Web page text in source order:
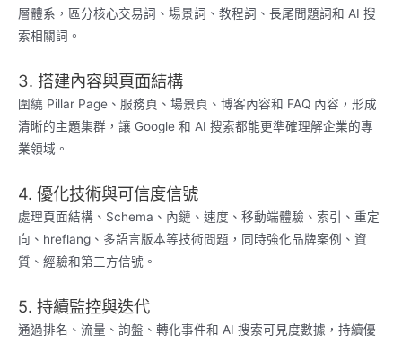
層體系，區分核心交易詞、場景詞、教程詞、長尾問題詞和 AI 搜
索相關詞。
3. 搭建內容與頁面結構
圍繞 Pillar Page、服務頁、場景頁、博客內容和 FAQ 內容，形成
清晰的主題集群，讓 Google 和 AI 搜索都能更準確理解企業的專
業領域。
4. 優化技術與可信度信號
處理頁面結構、Schema、內鏈、速度、移動端體驗、索引、重定
向、hreflang、多語言版本等技術問題，同時強化品牌案例、資
質、經驗和第三方信號。
5. 持續監控與迭代
通過排名、流量、詢盤、轉化事件和 AI 搜索可見度數據，持續優